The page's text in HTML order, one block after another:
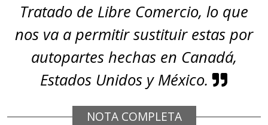
Tratado de Libre Comercio, lo que
nos va a permitir sustituir estas por
autopartes hechas en Canadá,
Estados Unidos y México.
NOTA COMPLETA